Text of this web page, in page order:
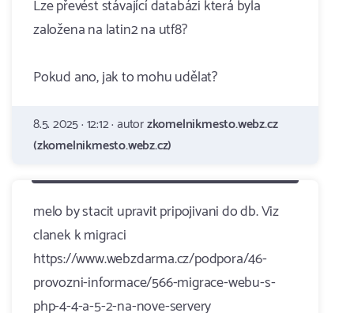
Lze převést stávající databázi která byla
založena na latin2 na utf8?
Pokud ano, jak to mohu udělat?
8.5. 2025 · 12:12 · autorzkomelnikmesto.webz.cz
(zkomelnikmesto.webz.cz)
melo by stacit upravit pripojivani do db. Viz
clanek k migraci
https://www.webzdarma.cz/podpora/46-
provozni-informace/566-migrace-webu-s-
php-4-4-a-5-2-na-nove-servery